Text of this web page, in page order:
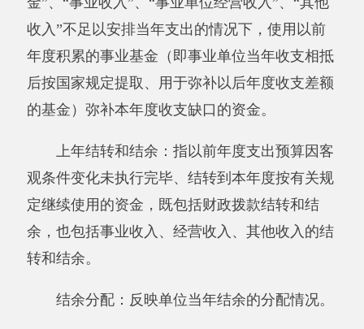
其他有关说明内容:无
第四部分 部门决算报表（见附表）
二、《收入支出决算总表》
三、《收入决算表》
四、《支出决算表》
六、《项目收入支出决算表》